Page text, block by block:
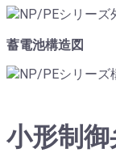
蓄電池構造図
小形制